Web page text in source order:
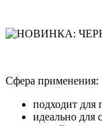
Сфера применения:
подходит для
идеально для